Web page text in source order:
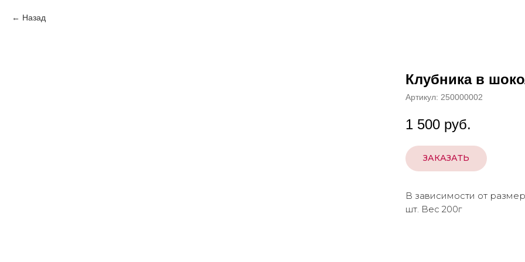
Назад
Клубника в
Артикул: 250000002
1 500 руб.
ЗАКАЗАТЬ
В зависимости от
шт. Вес 200г